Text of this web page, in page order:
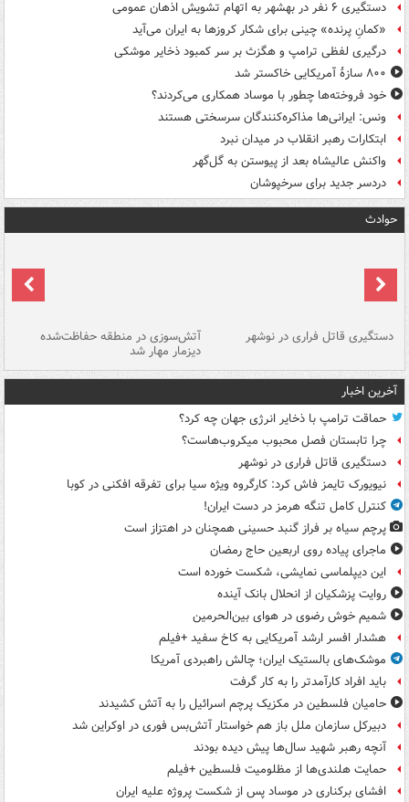
دستگیری ۶ نفر در بهشهر به اتهام تشویش اذهان عمومی
«کمانِ پرنده» چینی برای شکار کروزها به ایران می‌آید
درگیری لفظی ترامپ و هگزث بر سر کمبود ذخایر موشکی
۸۰۰ سازۀ آمریکایی خاکستر شد
خود فروخته‌ها چطور با موساد همکاری می‌کردند؟
ونس: ایرانی‌ها مذاکره‌کنندگان سرسختی هستند
ابتکارات رهبر انقلاب در میدان نبرد
واکنش عالیشاه بعد از پیوستن به گل‌گهر
دردسر جدید برای سرخپوشان
حوادث
دستگیری قاتل فراری در نوشهر آتش‌سوزی در منطقه حفاظت‌شده
دیزمار مهار شد
آخرین اخبار
حماقت ترامپ با ذخایر انرژی جهان چه کرد؟
چرا تابستان فصل محبوب میکروب‌هاست؟
دستگیری قاتل فراری در نوشهر
نیویورک تایمز فاش کرد: کارگروه ویژه سیا برای تفرقه افکنی در کوبا
کنترل کامل تنگه هرمز در دست ایران!
پرچم سیاه بر فراز گنبد حسینی همچنان در اهتزاز است
ماجرای پیاده روی اربعین حاج رمضان
این دیپلماسی نمایشی، شکست خورده است
روایت پزشکیان از انحلال بانک آینده
شمیم خوش رضوی در هوای بین‌الحرمین
هشدار افسر ارشد آمریکایی به کاخ سفید +فیلم
موشک‌های بالستیک ایران؛ چالش راهبردی آمریکا
باید افراد کارآمدتر را به کار گرفت
حامیان فلسطین در مکزیک پرچم اسرائیل را به آتش کشیدند
دبیرکل سازمان ملل باز هم خواستار آتش‌بس فوری در اوکراین شد
آنچه رهبر شهید سال‌ها پیش دیده بودند
حمایت هلندی‌ها از مظلومیت فلسطین +فیلم
افشای برکناری در موساد پس از شکست پروژه علیه ایران